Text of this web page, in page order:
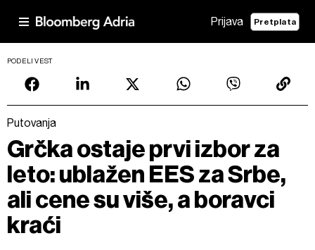
Prijava Pretplata
PODELI VEST
Putovanja
Grčka ostaje prvi izbor za
leto: ublažen EES za Srbe,
ali cene su više, a boravci
kraći